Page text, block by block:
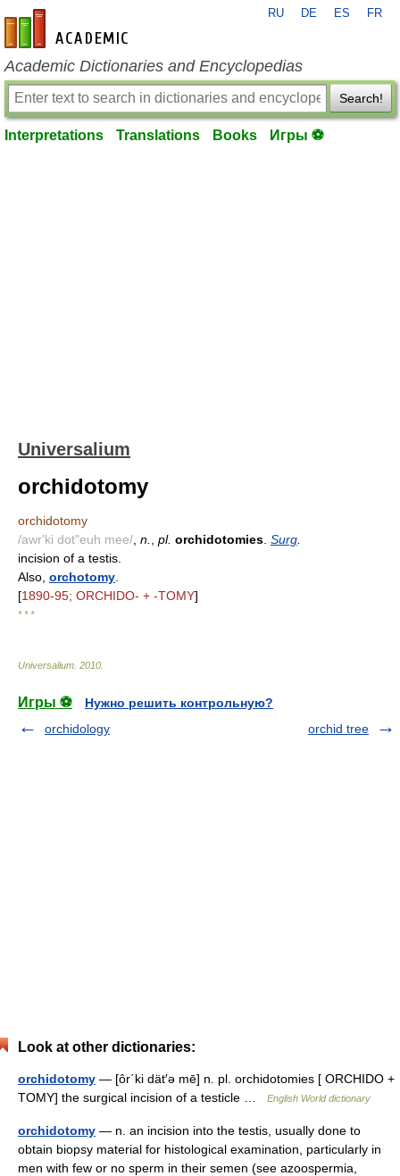
en-academic.com
RU DE ES FR
Academic Dictionaries and Encyclopedias
Search!
Interpretations Translations Books Игры ⚽
Universalium
orchidotomy
orchidotomy
/awr'ki dot"euh mee/ n. pl. orchidotomies Surg
incision of a testis.
Also, orchotomy
[1890-95; ORCHIDO- + -TOMY]
* * *
Universalium 2010
Игры ⚽
Нужно решить контрольную?
orchidology
orchid tree
Look at other dictionaries:
orchidotomy — [ôr΄ki dät′ə mē] n. pl. orchidotomies [ ORCHIDO +
TOMY] the surgical incision of a testicle …
English World dictionary
orchidotomy — n. an incision into the testis, usually done to
obtain biopsy material for histological examination, particularly in
men with few or no sperm in their semen (see azoospermia,